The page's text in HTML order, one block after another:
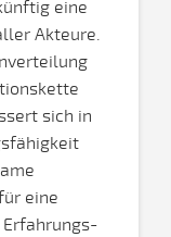
eine
Akteure.
sich in
eine